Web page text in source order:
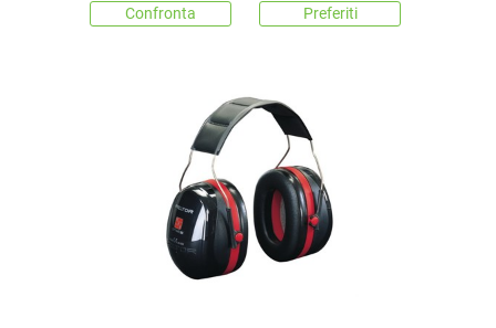
Confronta Preferiti